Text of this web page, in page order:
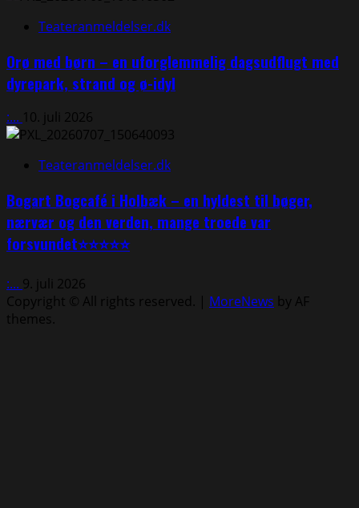
Teateranmeldelser.dk
Orø med børn – en uforglemmelig dagsudflugt med
dyrepark, strand og ø-idyl
:... 10. juli 2026
Teateranmeldelser.dk
Bogart Bogcafé i Holbæk – en hyldest til bøger,
nærvær og den verden, mange troede var
forsvundet⭐⭐⭐⭐⭐
:... 9. juli 2026
Copyright © All rights reserved. | MoreNews by AF
themes.